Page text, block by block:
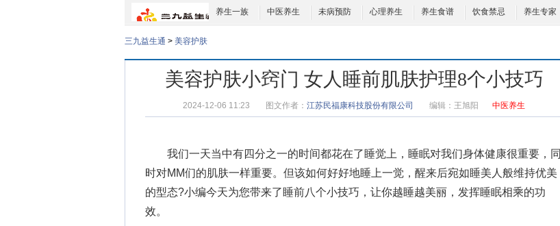
养生一族 中医养生 未病预防 心理养生 养生食谱 饮食禁忌 养生专家
三九益生通 > 美容护肤
美容护肤小窍门 女人睡前肌肤护理8个小技巧
2024-12-06 11:23 图文作者： 江苏民福康科技股份有限公司 编辑： 王旭阳 中医养生
我们一天当中有四分之一的时间都花在了睡觉上，睡眠对我们身体健康很重要，同
时对MM们的肌肤一样重要。但该如何好好地睡上一觉，醒来后宛如睡美人般维持优美
的型态?小编今天为您带来了睡前八个小技巧，让你越睡越美丽，发挥睡眠相乘的功
效。